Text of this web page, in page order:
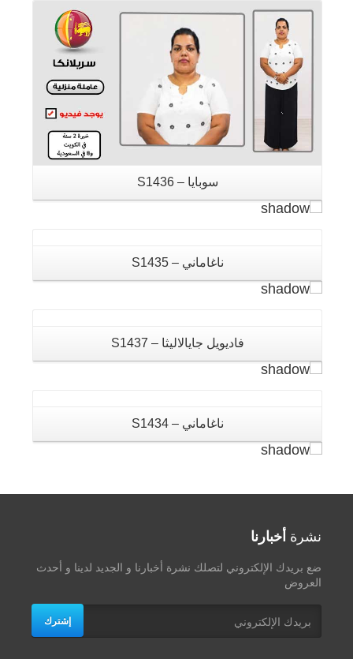
سوبايا – S1436
تفاصيل
ناغاماني – S1435
فاديويل جايالاليثا – S1437
ناغاماني – S1434
نشرة أخبارنا
ضع بريدك الإلكتروني لتصلك نشرة أخبارنا و الجديد لدينا و أحدث
العروض
إشترك